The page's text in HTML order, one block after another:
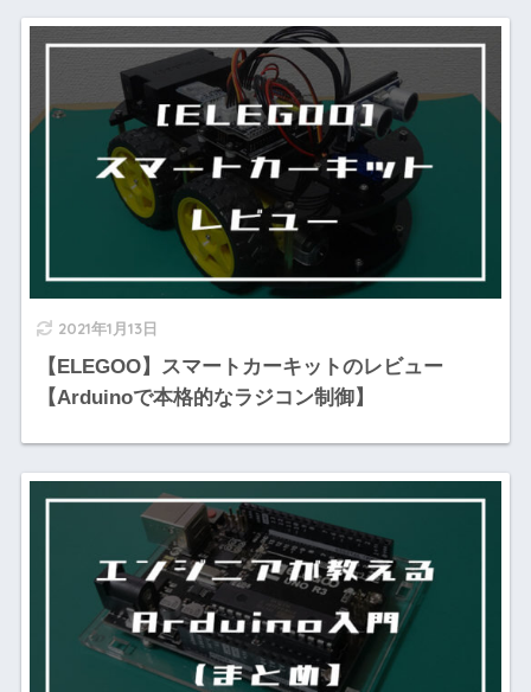
2021年1月13日
【ELEGOO】スマートカーキットのレビュー
【Arduinoで本格的なラジコン制御】